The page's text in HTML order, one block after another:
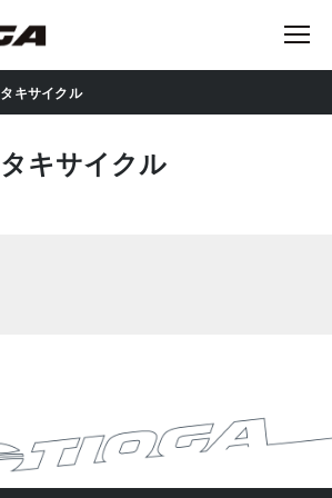
タキサイクル
タキサイクル